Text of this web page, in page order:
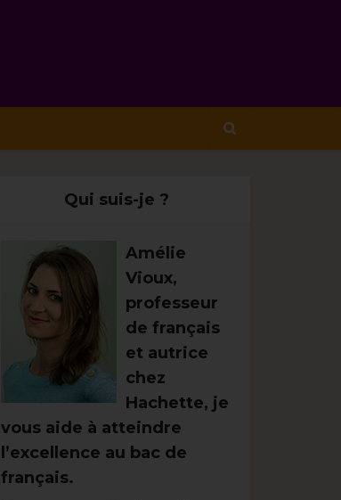
Qui suis-je ?
Amélie
Vioux,
professeur
de français
et autrice
chez
Hachette, je
vous aide à atteindre
l’excellence au bac de
français.